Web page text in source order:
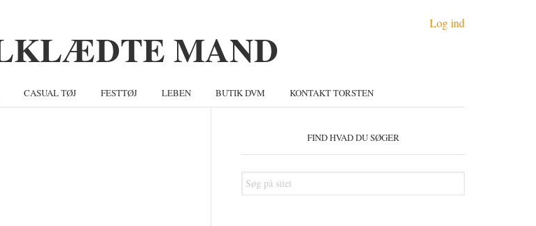
Log ind
CASUAL TØJ FESTTØJ LEBEN BUTIK DVM KONTAKT TORSTEN
FIND HVAD DU SØGER
Søg
på